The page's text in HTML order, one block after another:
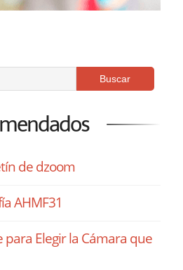
de dzoom
AHMF31
para Elegir la Cámara que